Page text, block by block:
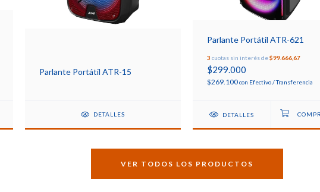
Parlante Portátil ATR-15
DETALLES
Parlante Portátil ATR-621
3 cuotas sin interés de$99.666,67
$299.000
$269.100con Efectivo / Transferencia
DETALLES
VER TODOS LOS PRODUCTOS